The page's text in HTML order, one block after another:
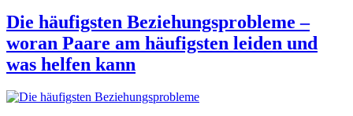
Die häufigsten Beziehungsprobleme –
woran Paare am häufigsten leiden und
was helfen kann